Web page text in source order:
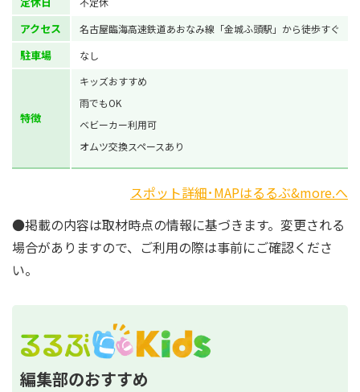
アクセス 名古屋臨海高速鉄道あおなみ線「金城ふ頭駅」から徒歩すぐ
駐車場 なし
特徴
キッズおすすめ
雨でもOK
ベビーカー利用可
オムツ交換スペースあり
スポット詳細･MAPはるるぶ&more.へ
●掲載の内容は取材時点の情報に基づきます。変更される
場合がありますので、ご利用の際は事前にご確認くださ
い。
編集部のおすすめ